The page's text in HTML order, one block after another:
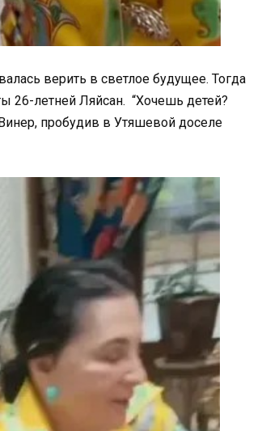
верить в светлое будущее. Тогда
26-летней Ляйсан. “Хочешь детей?
пробудив в Утяшевой доселе